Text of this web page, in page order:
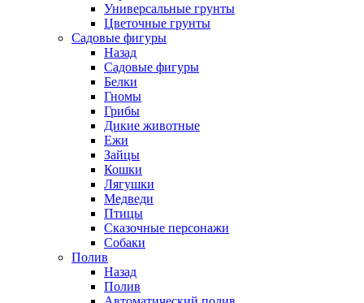
Универсальные грунты
Цветочные грунты
Садовые фигуры
Назад
Садовые фигуры
Белки
Гномы
Грибы
Дикие животные
Ежи
Зайцы
Кошки
Лягушки
Медведи
Птицы
Сказочные персонажи
Собаки
Полив
Назад
Полив